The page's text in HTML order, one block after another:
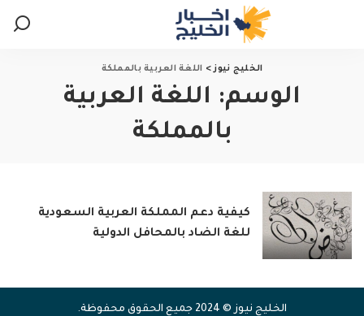
الخليج نيوز> اللغة العربية بالمملكة
الوسم: اللغة العربية
بالمملكة
كيفية دعم المملكة العربية السعودية
للغة الضاد بالمحافل الدولية
الخليج نيوز © 2024 جميع الحقوق محفوظة.